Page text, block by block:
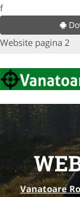
f
Website pagina 2
Vanatoare